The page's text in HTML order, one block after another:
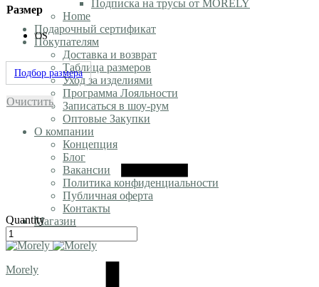
Подписка на трусы от MORELY
Home
Подарочный сертификат
Покупателям
Доставка и возврат
Таблица размеров
Уход за изделиями
Программа Лояльности
Записаться в шоу-рум
Оптовые Закупки
О компании
Концепция
Блог
Вакансии
Политика конфиденциальности
Публичная оферта
Контакты
Магазин
Morely
Размер
OS
Подбор размера
Очистить
Quantity